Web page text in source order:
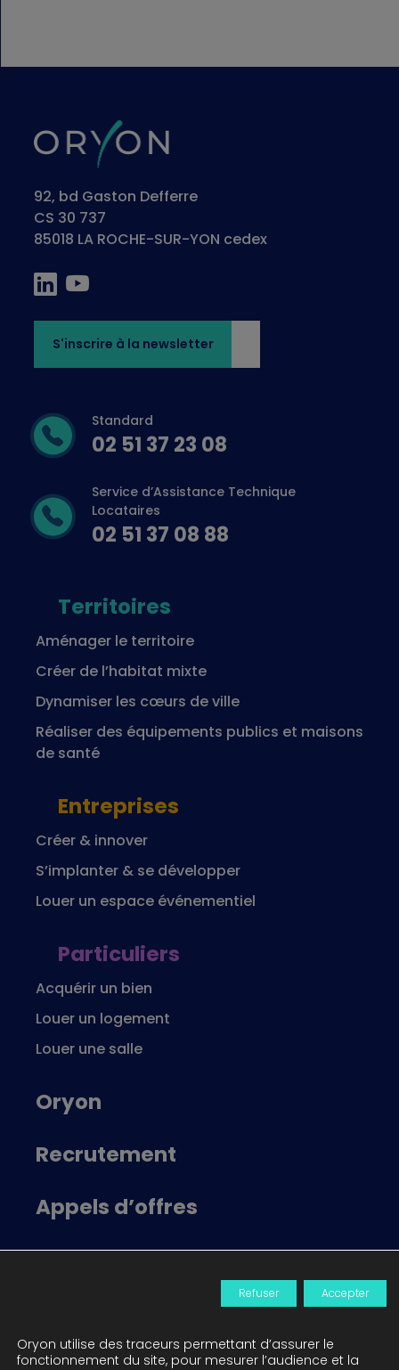
92, bd Gaston Defferre
CS 30 737
85018 LA ROCHE-SUR-YON cedex
S'inscrire à la newsletter
Standard
02 51 37 23 08
Service d’Assistance Technique
Locataires
02 51 37 08 88
Territoires
Aménager le territoire
Créer de l’habitat mixte
Dynamiser les cœurs de ville
Réaliser des équipements publics et maisons
de santé
Entreprises
Créer & innover
S’implanter & se développer
Louer un espace événementiel
Particuliers
Acquérir un bien
Louer un logement
Louer une salle
Oryon
Recrutement
Appels d’offres
Locataire Oryon
Oryon utilise des traceurs permettant d’assurer le
fonctionnement du site, pour mesurer l’audience et la
Accepter
Refuser